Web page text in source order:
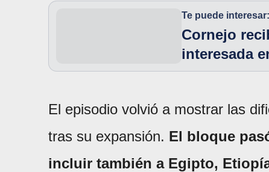
Te puede interesar:
Cornejo
interesada
El episodio volvió a mostrar las
tras su expansión. El bloque
incluir también a Egipto,